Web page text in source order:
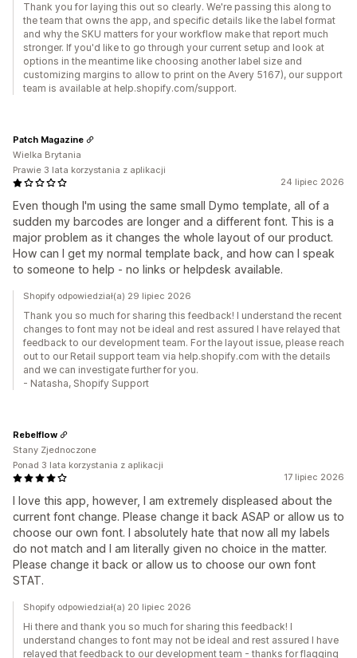
Thank you for laying this out so clearly. We're passing this along to
the team that owns the app, and specific details like the label format
and why the SKU matters for your workflow make that report much
stronger. If you'd like to go through your current setup and look at
options in the meantime like choosing another label size and
customizing margins to allow to print on the Avery 5167), our support
team is available at help.shopify.com/support.
24 lipiec 2026
Even though I'm using the same small Dymo template, all of a
sudden my barcodes are longer and a different font. This is a
major problem as it changes the whole layout of our product.
How can I get my normal template back, and how can I speak
to someone to help - no links or helpdesk available.
Patch Magazine
Wielka Brytania
Prawie 3 lata korzystania z aplikacji
Shopify odpowiedział(a) 29 lipiec 2026
Thank you so much for sharing this feedback! I understand the recent
changes to font may not be ideal and rest assured I have relayed that
feedback to our development team. For the layout issue, please reach
out to our Retail support team via help.shopify.com with the details
and we can investigate further for you.
- Natasha, Shopify Support
17 lipiec 2026
I love this app, however, I am extremely displeased about the
current font change. Please change it back ASAP or allow us to
choose our own font. I absolutely hate that now all my labels
do not match and I am literally given no choice in the matter.
Please change it back or allow us to choose our own font
STAT.
Rebelflow
Stany Zjednoczone
Ponad 3 lata korzystania z aplikacji
Shopify odpowiedział(a) 20 lipiec 2026
Hi there and thank you so much for sharing this feedback! I
understand changes to font may not be ideal and rest assured I have
relayed that feedback to our development team - thanks for flagging